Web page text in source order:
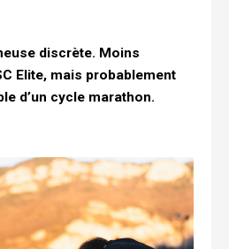
discrète. Moins
Elite, mais probablement
d’un cycle marathon.